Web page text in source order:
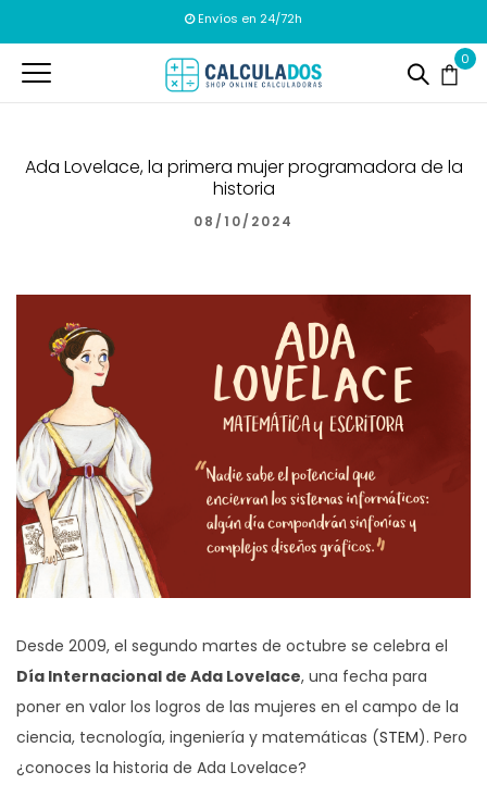
Envíos en 24/72h
0
Ada Lovelace, la primera mujer programadora de la
historia
08/10/2024
Desde 2009, el segundo martes de octubre se celebra el
Día Internacional de Ada Lovelace, una fecha para
poner en valor los logros de las mujeres en el campo de la
ciencia, tecnología, ingeniería y matemáticas (STEM). Pero
¿conoces la historia de Ada Lovelace?